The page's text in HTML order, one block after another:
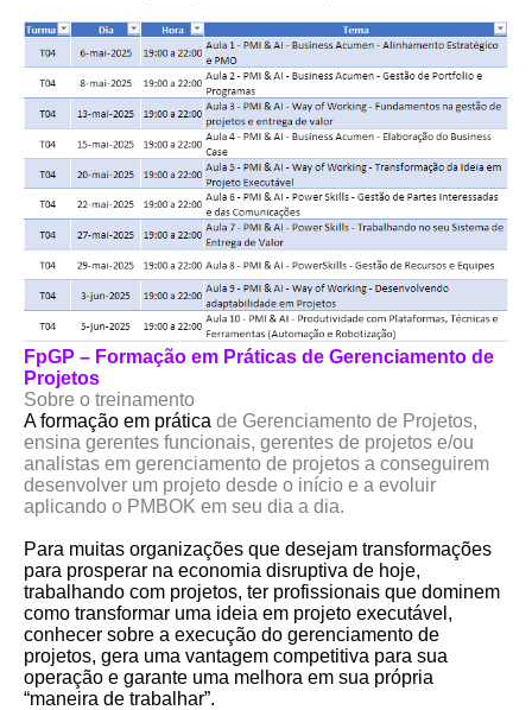
FpGP – Formação em Práticas de Gerenciamento de
Projetos
Sobre o treinamento
A formação em prática de Gerenciamento de Projetos,
ensina gerentes funcionais, gerentes de projetos e/ou
analistas em gerenciamento de projetos a conseguirem
desenvolver um projeto desde o início e a evoluir
aplicando o PMBOK em seu dia a dia.
Para muitas organizações que desejam transformações
para prosperar na economia disruptiva de hoje,
trabalhando com projetos, ter profissionais que dominem
como transformar uma ideia em projeto executável,
conhecer sobre a execução do gerenciamento de
projetos, gera uma vantagem competitiva para sua
operação e garante uma melhora em sua própria
“maneira de trabalhar”.